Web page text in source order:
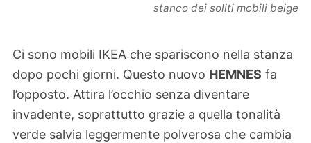
stanco dei soliti mobili beige
Ci sono mobili IKEA che spariscono nella stanza
dopo pochi giorni. Questo nuovo HEMNES fa
l’opposto. Attira l’occhio senza diventare
invadente, soprattutto grazie a quella tonalità
verde salvia leggermente polverosa che cambia